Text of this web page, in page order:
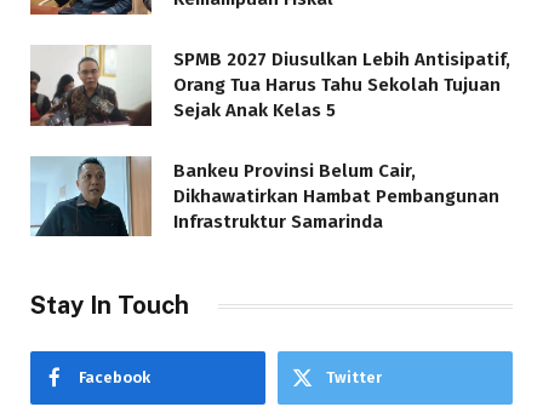
SPMB 2027 Diusulkan Lebih Antisipatif,
Orang Tua Harus Tahu Sekolah Tujuan
Sejak Anak Kelas 5
Bankeu Provinsi Belum Cair,
Dikhawatirkan Hambat Pembangunan
Infrastruktur Samarinda
Stay In Touch
Facebook Twitter